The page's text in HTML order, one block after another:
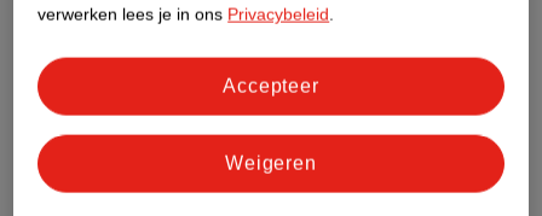
Bestel & Bezorginformatie
Bekijk ook
verwerken lees je in ons Privacybeleid.
Weigeren
Accepteer